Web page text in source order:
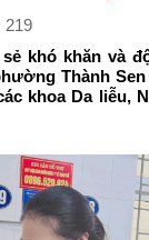
219
sẻ khó khăn và
Thành
khoa Da liễu,